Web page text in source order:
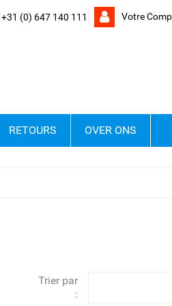
Votre
+31 (0) 647 140 111
RETOURS OVER ONS
Trier par
: